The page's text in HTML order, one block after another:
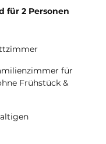
für 2 Personen
für
Frühstück &